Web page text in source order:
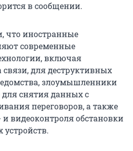
в сообщении.
что иностранные
современные
включая
для деструктивных
злоумышленники
снятия данных с
переговоров, а также
видеоконтроля обстановки